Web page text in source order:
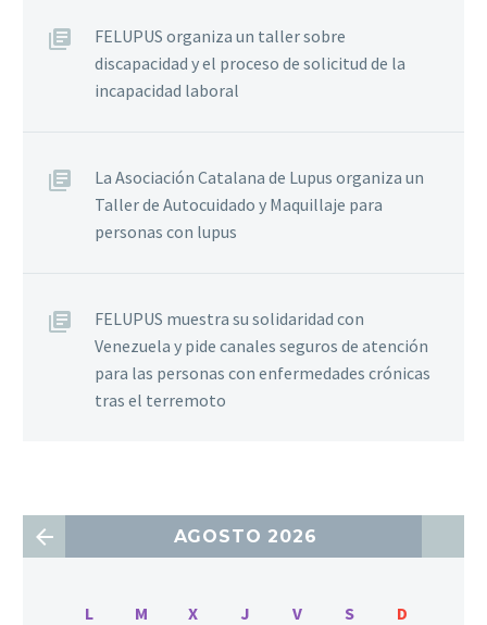
FELUPUS organiza un taller sobre
discapacidad y el proceso de solicitud de la
incapacidad laboral
La Asociación Catalana de Lupus organiza un
Taller de Autocuidado y Maquillaje para
personas con lupus
FELUPUS muestra su solidaridad con
Venezuela y pide canales seguros de atención
para las personas con enfermedades crónicas
tras el terremoto
AGOSTO 2026
L M X J V S
D